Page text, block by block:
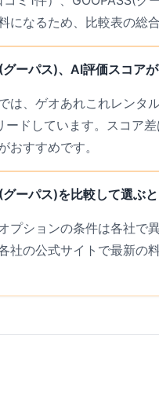
になるため、比較表の総
ーパス)、AI評価スコア
は、ゲオあれこれレンタ
ードしています。スコア
おすすめです。
ーパス)を比較して選ぶ
プションの条件は各社で
社の公式サイトで最新の